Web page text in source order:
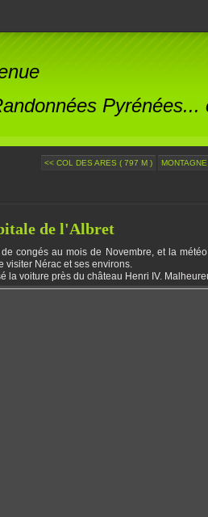
Pyrénées...
<< COL DES ARES ( 797 M )
de l'Albret
congés au mois de Novembre, et la
visiter Nérac et ses environs.
la voiture près du château Henri IV.